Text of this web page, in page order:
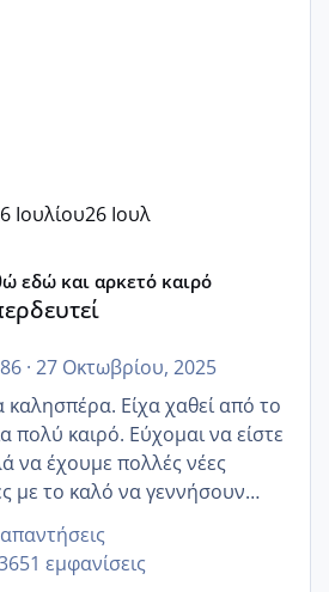
Ιουλίου26 Ιουλ
εδώ και αρκετό καιρό
· 27 Οκτωβρίου, 2025
καλησπέρα. Είχα χαθεί από το
πολύ καιρό. Εύχομαι να είστε
να έχουμε πολλές νέες
με το καλό να γεννήσουν
ήδη περιμένουν. Να πάρουν
στην αγκαλίτσα τους
εμφανίσεις